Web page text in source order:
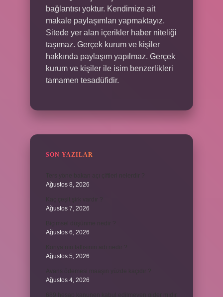
bağlantısı yoktur. Kendimize ait
makale paylaşımları yapmaktayız.
Sitede yer alan içerikler haber niteliği
taşımaz. Gerçek kurum ve kişiler
hakkında paylaşım yapılmaz. Gerçek
kurum ve kişiler ile isim benzerlikleri
tamamen tesadüfidir.
SON YAZILAR
Ağustos 8, 2026
Ağustos 7, 2026
Ağustos 6, 2026
Ağustos 5, 2026
Ağustos 4, 2026